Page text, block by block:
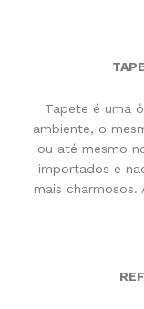
Tapete é uma
ambiente, o
ou até mesmo
importados e
mais